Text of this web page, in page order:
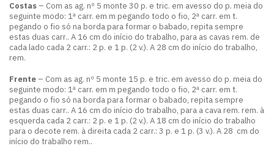
Costas – Com as ag. nº 5 monte 30 p. e tric. em avesso do p. meia do
seguinte modo: 1ª carr. em m pegando todo o fio, 2ª carr. em t.
pegando o fio só na borda para formar o babado, repita sempre
estas duas carr.. A 16 cm do início do trabalho, para as cavas rem. de
cada lado cada 2 carr.: 2 p. e 1 p. (2 v.). A 28 cm do início do trabalho,
rem.
Frente – Com as ag. nº 5 monte 15 p. e tric. em avesso do p. meia do
seguinte modo: 1ª carr. em m pegando todo o fio, 2ª carr. em t.
pegando o fio só na borda para formar o babado, repita sempre
estas duas carr.. A 16 cm do início do trabalho, para a cava rem. rem. à
esquerda cada 2 carr.: 2 p. e 1 p. (2 v.). A 18 cm do início do trabalho
para o decote rem. à direita cada 2 carr.: 3 p. e 1 p. (3 v.). A 28 cm do
início do trabalho rem..